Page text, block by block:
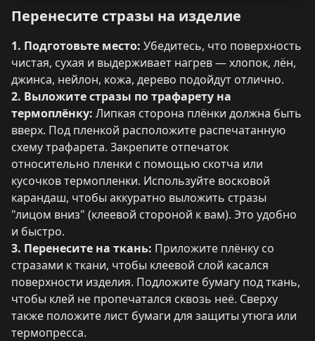
Перенесите стразы на изделие
1. Подготовьте место: Убедитесь, что поверхность
чистая, сухая и выдерживает нагрев — хлопок, лён,
джинса, нейлон, кожа, дерево подойдут отлично.
2. Выложите стразы по трафарету на
термоплёнку: Липкая сторона плёнки должна быть
вверх. Под пленкой расположите распечатанную
схему трафарета. Закрепите отпечаток
относительно пленки с помощью скотча или
кусочков термопленки. Используйте восковой
карандаш, чтобы аккуратно выложить стразы
"лицом вниз" (клеевой стороной к вам). Это удобно
и быстро.
3. Перенесите на ткань: Приложите плёнку со
стразами к ткани, чтобы клеевой слой касался
поверхности изделия. Подложите бумагу под ткань,
чтобы клей не пропечатался сквозь неё. Сверху
также положите лист бумаги для защиты утюга или
термопресса.